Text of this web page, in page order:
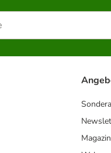
Magazin